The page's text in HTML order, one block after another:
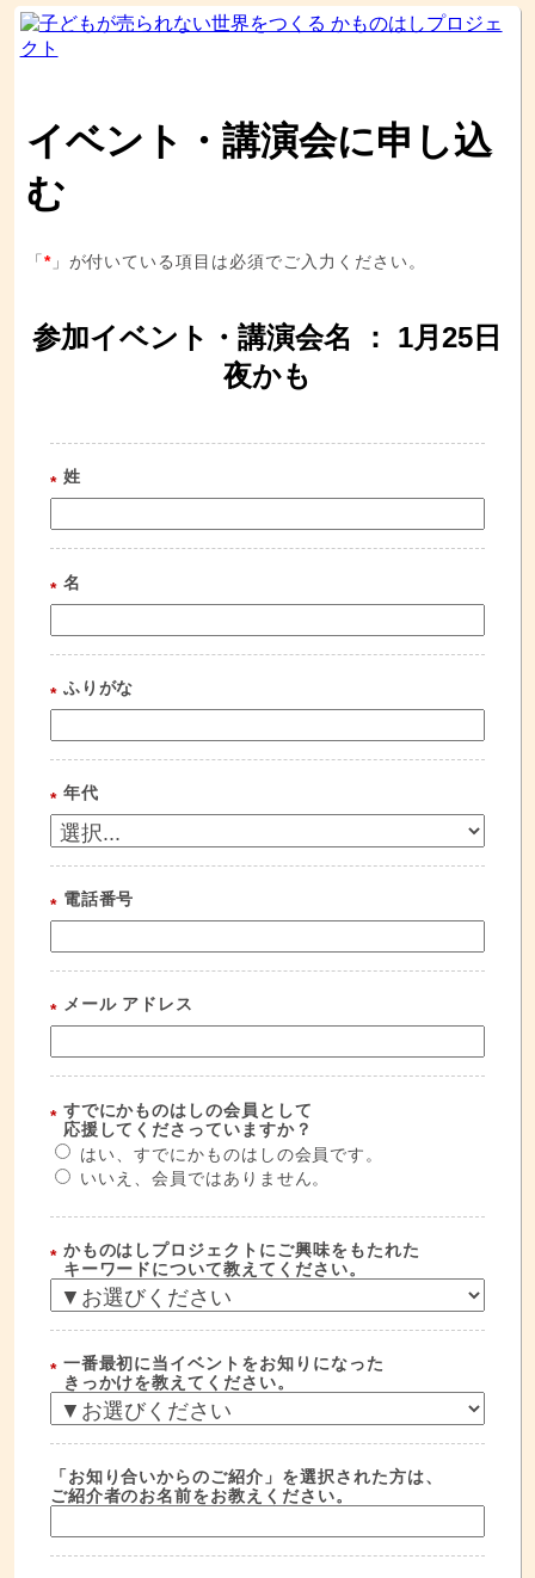
イベント・講演会に申し込
む
「 *」が付いている項目は必須でご入力ください。
参加イベント・講演会名 ： 1月25日
夜かも
* 姓
* 名
* ふりがな
* 年代
* 電話番号
* メール アドレス
* すでにかものはしの会員として
応援してくださっていますか？
はい、すでにかものはしの会員です。
いいえ、会員ではありません。
* かものはしプロジェクトにご興味をもたれた
キーワードについて教えてください。
* 一番最初に当イベントをお知りになった
きっかけを教えてください。
「お知り合いからのご紹介」を選択された方は、
ご紹介者のお名前をお教えください。